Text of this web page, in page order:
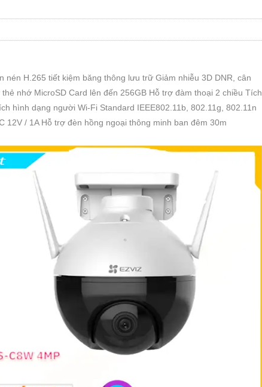
nén H.265 tiết kiệm băng thông lưu trữ Giảm nhiễu 3D DNR, cân
nhớ MicroSD Card lên đến 256GB Hỗ trợ đàm thoại 2 chiều Tích
hình dạng người Wi-Fi Standard IEEE802.11b, 802.11g, 802.11n
12V / 1A Hỗ trợ đèn hồng ngoại thông minh ban đêm 30m